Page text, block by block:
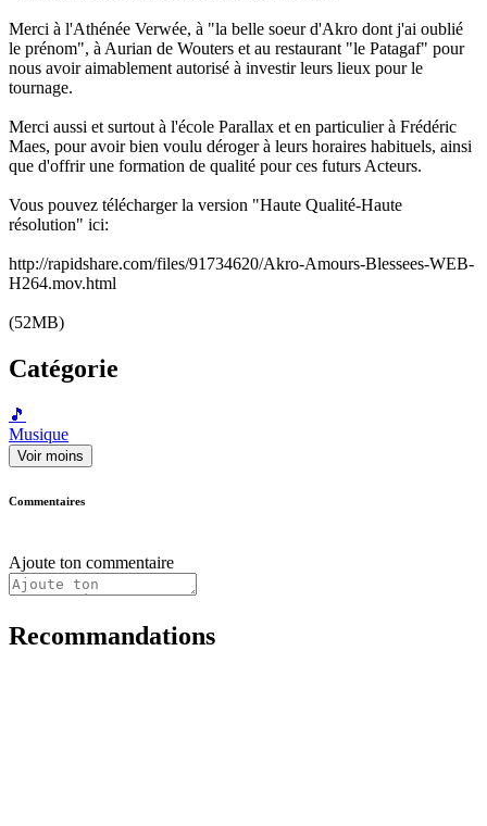
Merci à l'Athénée Verwée, à "la belle soeur d'Akro dont j'ai oublié
le prénom", à Aurian de Wouters et au restaurant "le Patagaf" pour
nous avoir aimablement autorisé à investir leurs lieux pour le
tournage.
Merci aussi et surtout à l'école Parallax et en particulier à Frédéric
Maes, pour avoir bien voulu déroger à leurs horaires habituels, ainsi
que d'offrir une formation de qualité pour ces futurs Acteurs.
Vous pouvez télécharger la version "Haute Qualité-Haute
résolution" ici:
http://rapidshare.com/files/91734620/Akro-Amours-Blessees-WEB-
H264.mov.html
(52MB)
Catégorie
🎵
Musique
Voir moins
Commentaires
Ajoute ton commentaire
Recommandations